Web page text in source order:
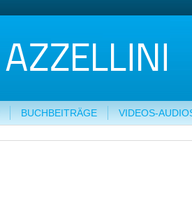
BUCHBEITRÄGE VIDEOS-